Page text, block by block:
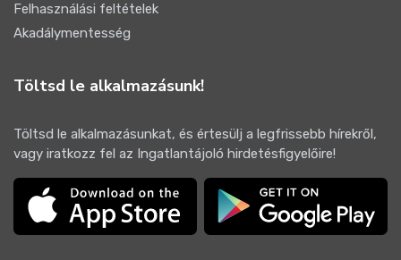
Felhasználási feltételek
Akadálymentesség
Töltsd le alkalmazásunk!
Töltsd le alkalmazásunkat, és értesülj a legfrissebb hírekről,
vagy iratkozz fel az Ingatlantájoló hirdetésfigyelőire!